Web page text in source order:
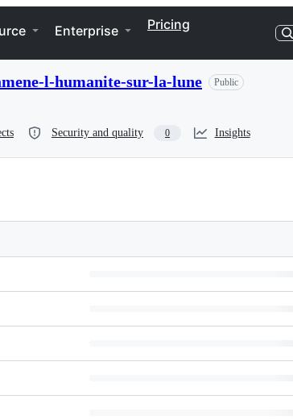
Enterprise Pricing
l-humanite-sur-la-lune Public
Security and quality 0 Insights